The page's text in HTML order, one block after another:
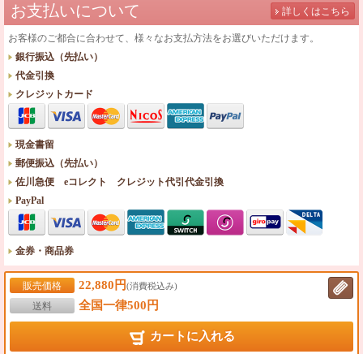
お支払いについて 詳しくはこちら
お客様のご都合に合わせて、様々なお支払方法をお選びいただけます。
銀行振込（先払い）
代金引換
クレジットカード
現金書留
郵便振込（先払い）
佐川急便 eコレクト クレジット代引代金引換
PayPal
金券・商品券
販売価格 22,880円(消費税込み)
送料 全国一律500円
カートに入れる